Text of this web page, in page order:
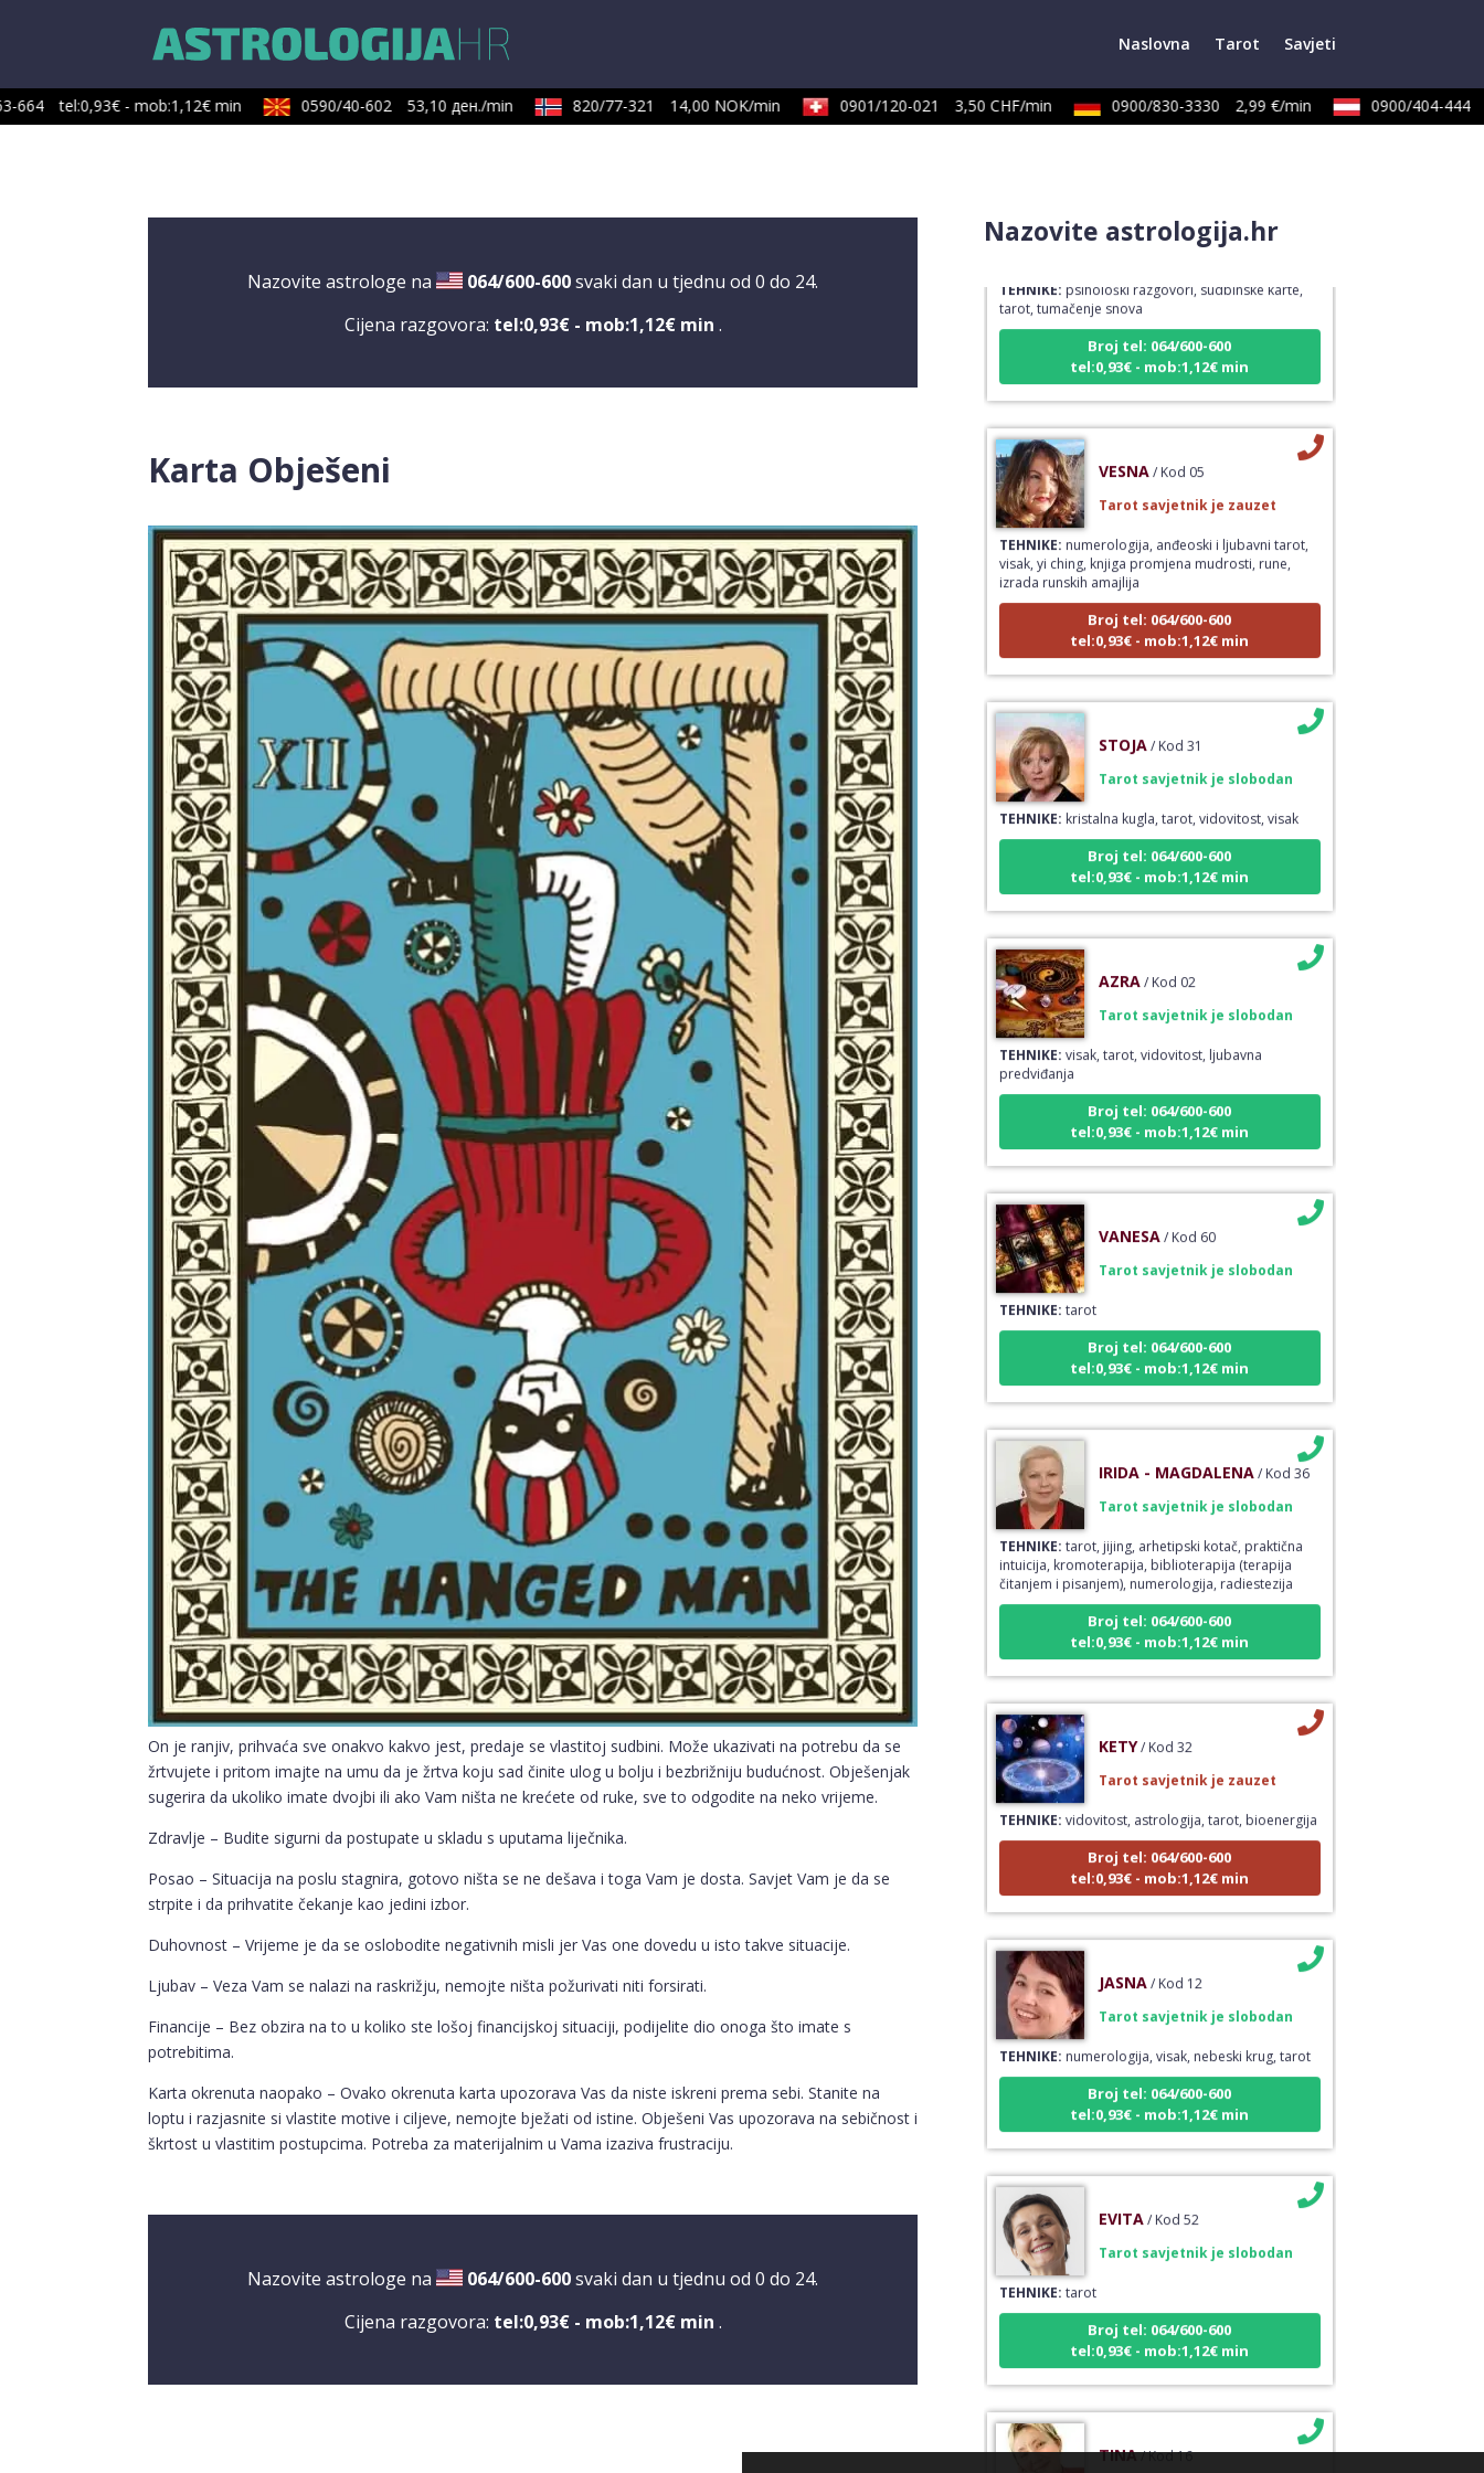
Naslovna Tarot Savjeti
tel:0,93€ - mob:1,12€ min 0590/40-602 53,10 ден./min 820/77-321 14,00 NOK/min 0901/120-021 3,50 CHF/min 0900/830-3330 2,99 €/min 0900/404-444
Nazovite astrologe na 064/600-600 svaki dan u tjednu od 0 do 24.
Cijena razgovora: tel:0,93€ - mob:1,12€ min .
Karta Obješeni
On je ranjiv, prihvaća sve onakvo kakvo jest, predaje se vlastitoj sudbini. Može ukazivati na potrebu da se
žrtvujete i pritom imajte na umu da je žrtva koju sad činite ulog u bolju i bezbrižniju budućnost. Obješenjak
sugerira da ukoliko imate dvojbi ili ako Vam ništa ne krećete od ruke, sve to odgodite na neko vrijeme.
Zdravlje – Budite sigurni da postupate u skladu s uputama liječnika.
Posao – Situacija na poslu stagnira, gotovo ništa se ne dešava i toga Vam je dosta. Savjet Vam je da se
strpite i da prihvatite čekanje kao jedini izbor.
Duhovnost – Vrijeme je da se oslobodite negativnih misli jer Vas one dovedu u isto takve situacije.
Ljubav – Veza Vam se nalazi na raskrižju, nemojte ništa požurivati niti forsirati.
Financije – Bez obzira na to u koliko ste lošoj financijskoj situaciji, podijelite dio onoga što imate s
potrebitima.
Karta okrenuta naopako – Ovako okrenuta karta upozorava Vas da niste iskreni prema sebi. Stanite na
loptu i razjasnite si vlastite motive i ciljeve, nemojte bježati od istine. Obješeni Vas upozorava na sebičnost i
škrtost u vlastitim postupcima. Potreba za materijalnim u Vama izaziva frustraciju.
Nazovite astrologe na 064/600-600 svaki dan u tjednu od 0 do 24.
Cijena razgovora: tel:0,93€ - mob:1,12€ min .
Nazovite astrologija.hr
Tarot savjetnik je slobodan
tarot, tumačenje snova
Broj tel: 064/600-600
tel:0,93€ - mob:1,12€ min
Tarot savjetnik je zauzet
TEHNIKE:numerologija, anđeoski i ljubavni tarot,
visak, yi ching, knjiga promjena mudrosti, rune,
izrada runskih amajlija
Broj tel: 064/600-600
tel:0,93€ - mob:1,12€ min
Tarot savjetnik je slobodan
TEHNIKE:kristalna kugla, tarot, vidovitost, visak
Broj tel: 064/600-600
tel:0,93€ - mob:1,12€ min
Tarot savjetnik je slobodan
TEHNIKE:visak, tarot, vidovitost, ljubavna
predviđanja
tel:0,93€ - mob:1,12€ min
Tarot savjetnik je slobodan
TEHNIKE:tarot
Broj tel: 064/600-600
tel:0,93€ - mob:1,12€ min
/ Kod 36
Tarot savjetnik je slobodan
TEHNIKE:tarot, jijing, arhetipski kotač, praktična
intuicija, kromoterapija, biblioterapija (terapija
čitanjem i pisanjem), numerologija, radiestezija
Broj tel: 064/600-600
tel:0,93€ - mob:1,12€ min
Tarot savjetnik je zauzet
TEHNIKE:vidovitost, astrologija, tarot, bioenergija
Broj tel: 064/600-600
tel:0,93€ - mob:1,12€ min
Tarot savjetnik je slobodan
TEHNIKE:numerologija, visak, nebeski krug, tarot
Broj tel: 064/600-600
tel:0,93€ - mob:1,12€ min
Tarot savjetnik je slobodan
TEHNIKE:tarot
Broj tel: 064/600-600
tel:0,93€ - mob:1,12€ min